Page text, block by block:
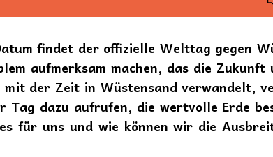
findet der offizielle Welttag gegen
aufmerksam machen, das die Zukunft
der Zeit in Wüstensand verwandelt,
Tag dazu aufrufen, die wertvolle Erde
für uns und wie können wir die